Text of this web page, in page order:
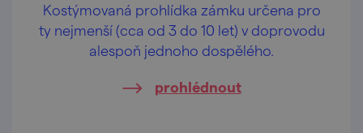
Kostýmovaná prohlídka zámku určena pro
ty nejmenší (cca od 3 do 10 let) v doprovodu
alespoň jednoho dospělého.
prohlédnout